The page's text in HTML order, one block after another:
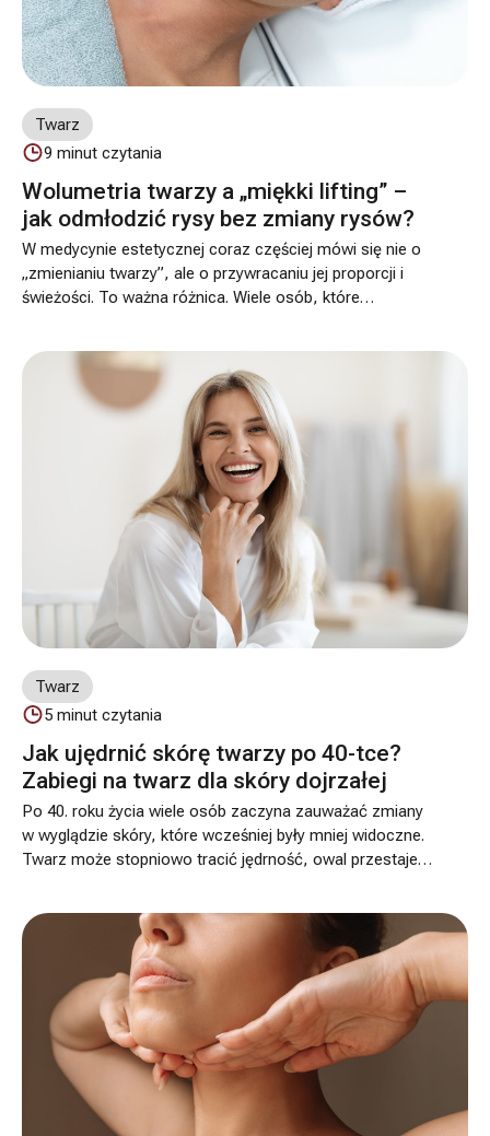
Twarz
9 minut czytania
Wolumetria twarzy a „miękki lifting” –
jak odmłodzić rysy bez zmiany rysów?
W medycynie estetycznej coraz częściej mówi się nie o
„zmienianiu twarzy”, ale o przywracaniu jej proporcji i
świeżości. To ważna różnica. Wiele osób, które
„opadającą” i bardziej harmonijną.
Twarz
5 minut czytania
Jak ujędrnić skórę twarzy po 40-tce?
Zabiegi na twarz dla skóry dojrzałej
Po 40. roku życia wiele osób zaczyna zauważać zmiany
w wyglądzie skóry, które wcześniej były mniej widoczne.
Twarz może stopniowo tracić jędrność, owal przestaje